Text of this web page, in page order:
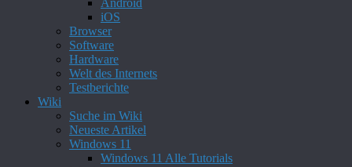
Android
iOS
Browser
Software
Hardware
Welt des Internets
Testberichte
Wiki
Suche im Wiki
Neueste Artikel
Windows 11
Windows 11 Alle Tutorials